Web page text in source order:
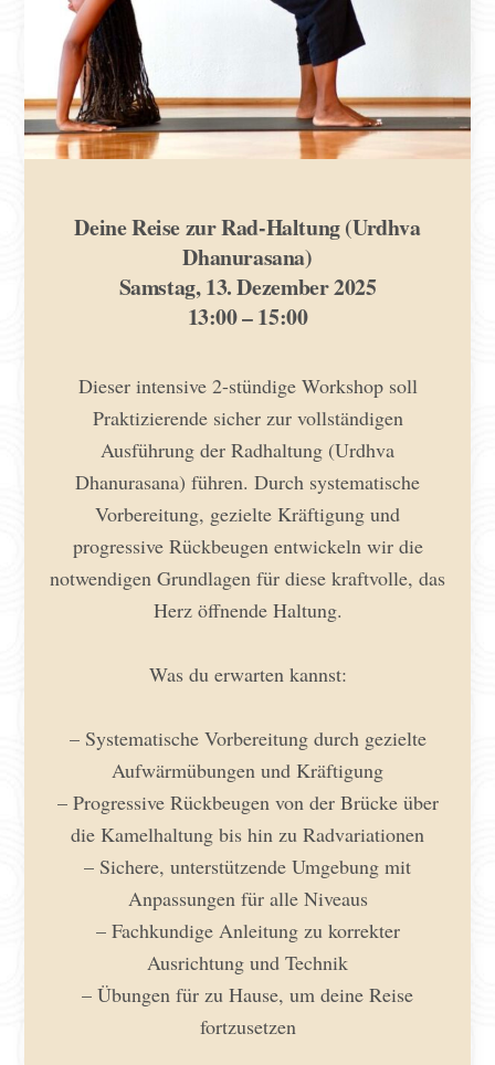
Deine Reise zur Rad-Haltung (Urdhva
Dhanurasana)
Samstag, 13. Dezember 2025
13:00 – 15:00
Dieser intensive 2-stündige Workshop soll
Praktizierende sicher zur vollständigen
Ausführung der Radhaltung (Urdhva
Dhanurasana) führen. Durch systematische
Vorbereitung, gezielte Kräftigung und
progressive Rückbeugen entwickeln wir die
notwendigen Grundlagen für diese kraftvolle, das
Herz öffnende Haltung.
Was du erwarten kannst:
– Systematische Vorbereitung durch gezielte
Aufwärmübungen und Kräftigung
– Progressive Rückbeugen von der Brücke über
die Kamelhaltung bis hin zu Radvariationen
– Sichere, unterstützende Umgebung mit
Anpassungen für alle Niveaus
– Fachkundige Anleitung zu korrekter
Ausrichtung und Technik
– Übungen für zu Hause, um deine Reise
fortzusetzen